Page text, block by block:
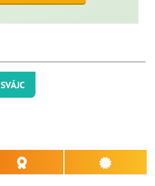
SVÁJC